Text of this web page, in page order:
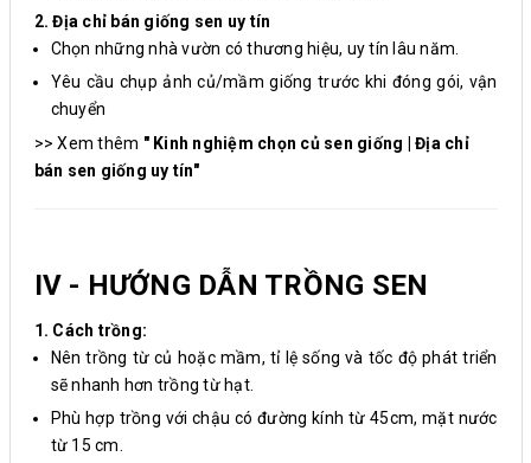
2. Địa chỉ bán giống sen uy tín
Chọn những nhà vườn có thương hiệu, uy tín lâu năm.
Yêu cầu chụp ảnh củ/mầm giống trước khi đóng gói, vận
chuyển
>> Xem thêm " Kinh nghiệm chọn củ sen giống | Địa chỉ
bán sen giống uy tín"
IV - HƯỚNG DẪN TRỒNG SEN
1. Cách trồng:
Nên trồng từ củ hoặc mầm, tỉ lệ sống và tốc độ phát triển
sẽ nhanh hơn trồng từ hạt.
Phù hợp trồng với chậu có đường kính từ 45cm, mặt nước
từ 15 cm.